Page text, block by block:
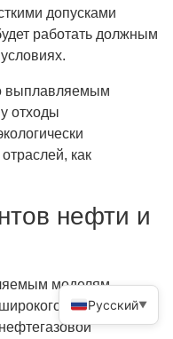
допусками
работать должным
выплавляемым
отходы
как
нефти и
моделям
спектра
Русский▼